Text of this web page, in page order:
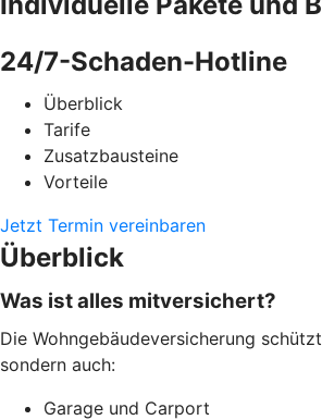
24/7-Schaden-Hotline
Überblick
Tarife
Zusatzbausteine
Vorteile
Jetzt Termin vereinbaren
Überblick
Was ist alles mitversichert?
Die Wohngebäudeversicherung
sondern auch:
Garage und Carport